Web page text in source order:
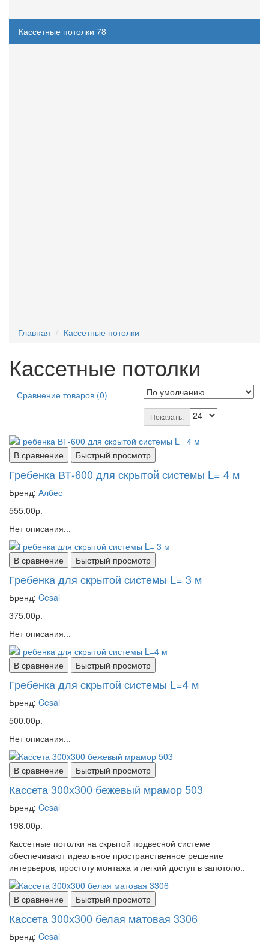
Кассетные потолки 78
Главная Кассетные потолки
Кассетные потолки
Сравнение товаров (0)
Показать:
В сравнение Быстрый просмотр
Гребенка ВТ-600 для скрытой системы L= 4 м
Бренд: Албес
555.00р.
Нет описания...
В сравнение Быстрый просмотр
Гребенка для скрытой системы L= 3 м
Бренд: Cesal
375.00р.
Нет описания...
В сравнение Быстрый просмотр
Гребенка для скрытой системы L=4 м
Бренд: Cesal
500.00р.
Нет описания...
В сравнение Быстрый просмотр
Кассета 300x300 бежевый мрамор 503
Бренд: Cesal
198.00р.
Кассетные потолки на скрытой подвесной системе
обеспечивают идеальное пространственное решение
интерьеров, простоту монтажа и легкий доступ в запотоло..
В сравнение Быстрый просмотр
Кассета 300x300 белая матовая 3306
Бренд: Cesal